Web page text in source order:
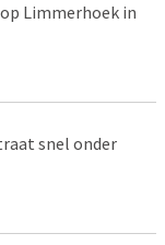
Limmerhoek in
snel onder